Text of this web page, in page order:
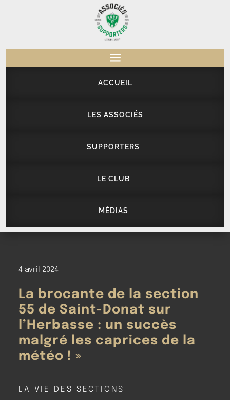
a
ACCUEIL
LES ASSOCIÉS
SUPPORTERS
LE CLUB
MÉDIAS
4 avril 2024
La brocante de la section
55 de Saint-Donat sur
l’Herbasse : un succès
malgré les caprices de la
météo ! »
LA VIE DES SECTIONS